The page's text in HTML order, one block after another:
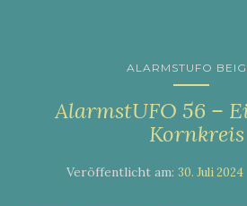
ALARMSTUFO
AlarmstUFO 56 –
Kornkreis
Veröffentlicht am: 30. Juli 2024